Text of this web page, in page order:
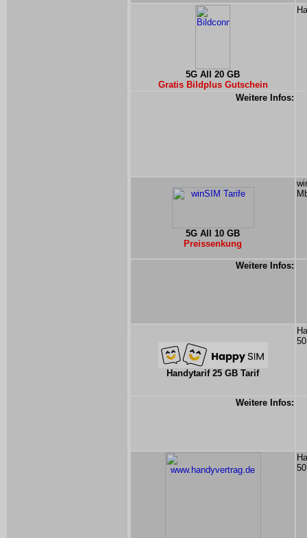
5G All 20 GB
Gratis Bildplus Gutschein
Weitere Infos:
5G All 10 GB
Preissenkung
Weitere Infos:
Handytarif 25 GB Tarif
Weitere Infos: